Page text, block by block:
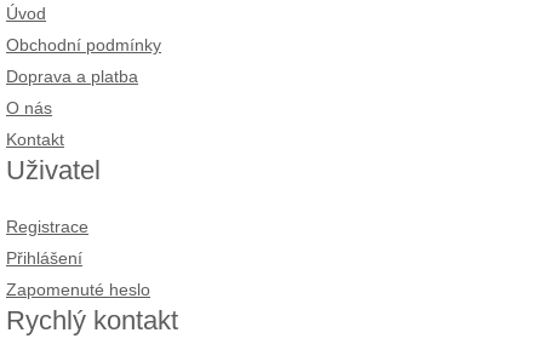
Úvod
Obchodní podmínky
Doprava a platba
O nás
Kontakt
Uživatel
Registrace
Přihlášení
Zapomenuté heslo
Rychlý kontakt